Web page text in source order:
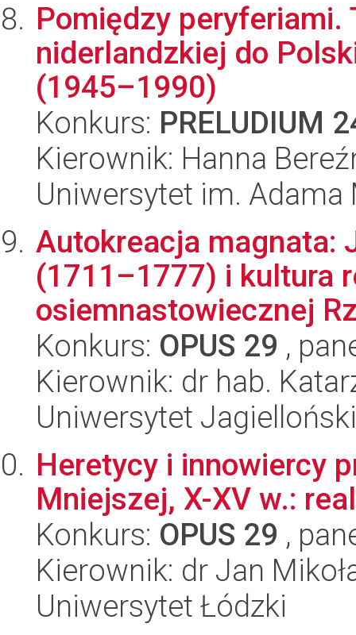
Pomiędzy peryferiami.
niderlandzkiej do
(1945–1990)
Konkurs: PRELUDIUM
Kierownik: Hanna
Uniwersytet im.
Autokreacja magnata:
(1711–1777) i kultura
osiemnastowiecznej
Konkurs: OPUS 29 ,
Kierownik: dr hab.
Uniwersytet Jagielloński
Heretycy i innowiercy
Mniejszej, X-XV w.:
Konkurs: OPUS 29 ,
Kierownik: dr Jan
Uniwersytet Łódzki